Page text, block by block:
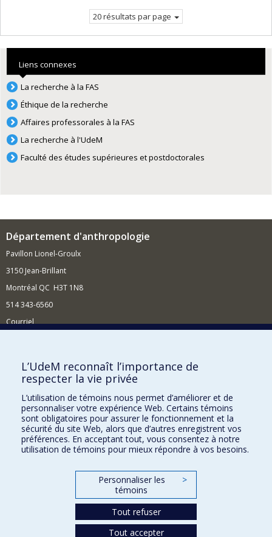
20 résultats par page
Liens connexes
La recherche à la FAS
Éthique de la recherche
Affaires professorales à la FAS
La recherche à l'UdeM
Faculté des études supérieures et postdoctorales
Département d'anthropologie
Pavillon Lionel-Groulx
3150 Jean-Brillant
Montréal QC H3T 1N8
514 343-6560
Courriel
Comment soutenir le Département?
BESOIN D'AIDE?
Plan du site
Signaler une erreur
Accessibilité
FACULTÉ DES ARTS ET DES SCIENCES
Nos départements et écoles
L’UdeM reconnaît l’importance de
respecter la vie privée
L’utilisation de témoins nous permet d’améliorer et de
personnaliser votre expérience Web. Certains témoins
sont obligatoires pour assurer le fonctionnement et la
sécurité du site Web, alors que d’autres enregistrent vos
préférences. En acceptant tout, vous consentez à notre
utilisation de témoins pour mieux répondre à vos besoins.
Personnaliser les
témoins
>
Tout refuser
Tout accepter